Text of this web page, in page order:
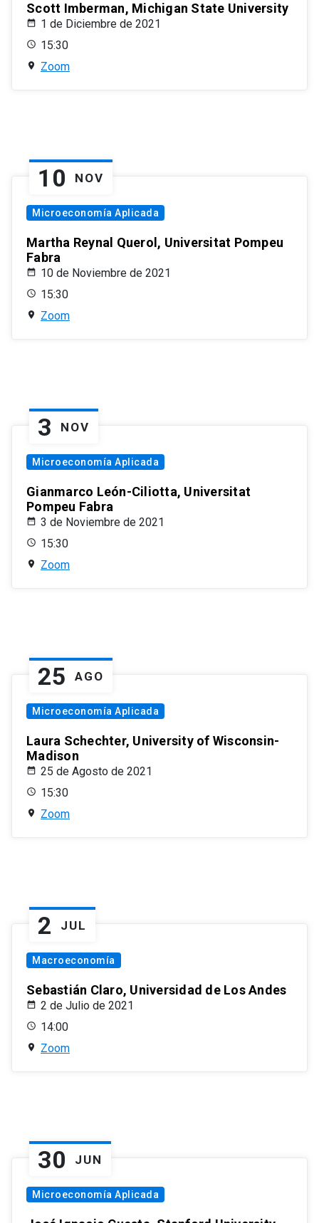
Scott Imberman, Michigan State University
1 de Diciembre de 2021
15:30
Zoom
10 NOV
Microeconomía Aplicada
Martha Reynal Querol, Universitat Pompeu
Fabra
10 de Noviembre de 2021
15:30
Zoom
3 NOV
Microeconomía Aplicada
Gianmarco León-Ciliotta, Universitat
Pompeu Fabra
3 de Noviembre de 2021
15:30
Zoom
25 AGO
Microeconomía Aplicada
Laura Schechter, University of Wisconsin-
Madison
25 de Agosto de 2021
15:30
Zoom
2 JUL
Macroeconomía
Sebastián Claro, Universidad de Los Andes
2 de Julio de 2021
14:00
Zoom
30 JUN
Microeconomía Aplicada